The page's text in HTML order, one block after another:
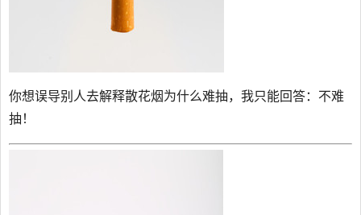
你想误导别人去解释散花烟为什么难抽，我只能回答：不难
抽！